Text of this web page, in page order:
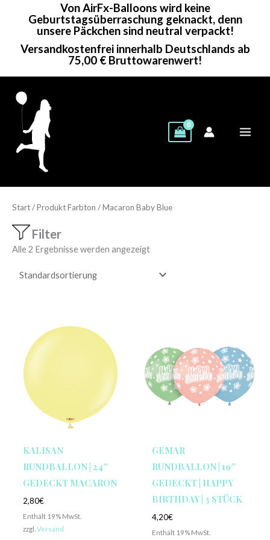
Von AirFx-Balloons wird keine
Geburtstagsüberraschung geknackt, denn
unsere Päckchen sind neutral verpackt!
Versandkostenfrei innerhalb Deutschlands ab
75,00 € Bruttowarenwert!
Start/ Produkt Farbton / Macaron Baby Blue
Filter
Alle 2 Ergebnisse werden angezeigt
KALISAN
RUNDBALLON | 24″
GEDECKT MACARON
2,80€
Enthält 19% MwSt.
zzgl. Versand
GEMAR
RUNDBALLON | 19″
GEDECKT | HAPPY
BIRTHDAY | 3 STÜCK
4,20€
Enthält 19% MwSt.